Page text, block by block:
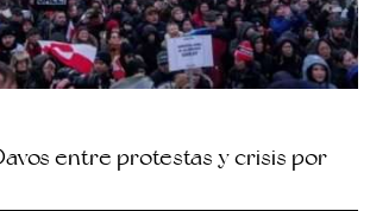
entre protestas y crisis por